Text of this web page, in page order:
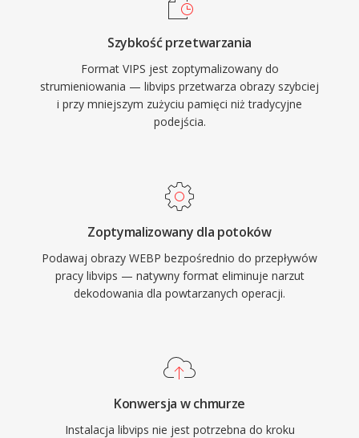
Szybkość przetwarzania
Format VIPS jest zoptymalizowany do
strumieniowania — libvips przetwarza obrazy szybciej
i przy mniejszym zużyciu pamięci niż tradycyjne
podejścia.
Zoptymalizowany dla potoków
Podawaj obrazy WEBP bezpośrednio do przepływów
pracy libvips — natywny format eliminuje narzut
dekodowania dla powtarzanych operacji.
Konwersja w chmurze
Instalacja libvips nie jest potrzebna do kroku